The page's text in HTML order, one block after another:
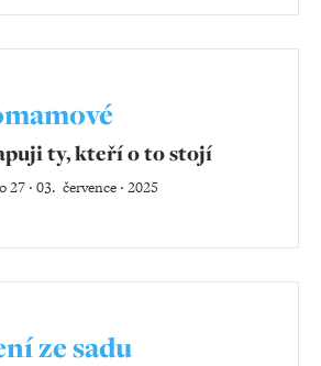
ty, kteří o to stojí
27 ‧ 03. července ‧ 2025
ze sadu